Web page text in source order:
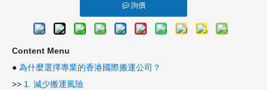
詢價
Content Menu
● 為什麼選擇專業的香港國際搬運公司？
>> 1. 減少搬運風險